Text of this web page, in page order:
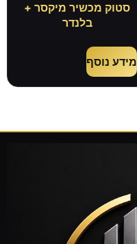
סטוק מכשיר מיקסר +
בלנדר
מידע נוסף